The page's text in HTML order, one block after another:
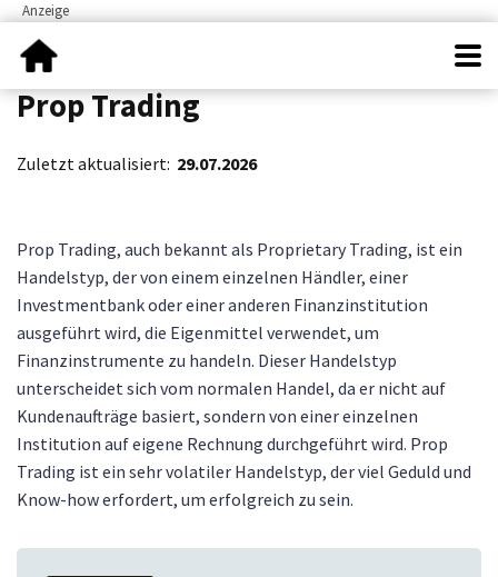
Prop Trading
Zuletzt aktualisiert: 29.07.2026
Prop Trading, auch bekannt als Proprietary Trading, ist ein
Handelstyp, der von einem einzelnen Händler, einer
Investmentbank oder einer anderen Finanzinstitution
ausgeführt wird, die Eigenmittel verwendet, um
Finanzinstrumente zu handeln. Dieser Handelstyp
unterscheidet sich vom normalen Handel, da er nicht auf
Kundenaufträge basiert, sondern von einer einzelnen
Institution auf eigene Rechnung durchgeführt wird. Prop
Trading ist ein sehr volatiler Handelstyp, der viel Geduld und
Know-how erfordert, um erfolgreich zu sein.